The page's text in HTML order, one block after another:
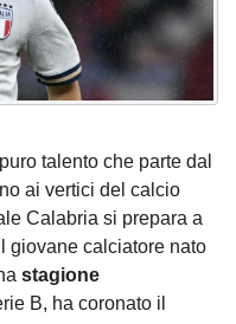
talento che parte dal
ai vertici del calcio
Calabria si prepara a
giovane calciatore nato
stagione
B, ha coronato il